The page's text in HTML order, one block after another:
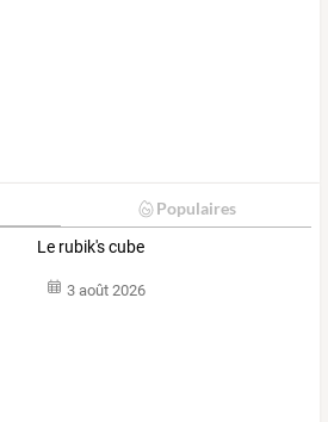
Populaires
Le rubik's cube
3 août 2026